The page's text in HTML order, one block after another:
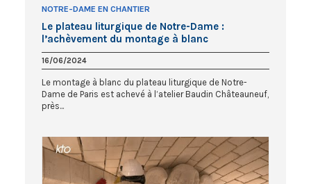
NOTRE-DAME EN CHANTIER
Le plateau liturgique de Notre-Dame :
l’achèvement du montage à blanc
16/06/2024
Le montage à blanc du plateau liturgique de Notre-
Dame de Paris est achevé à l’atelier Baudin Châteauneuf,
près...